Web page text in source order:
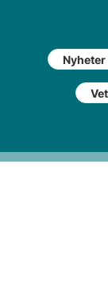
Nyheter